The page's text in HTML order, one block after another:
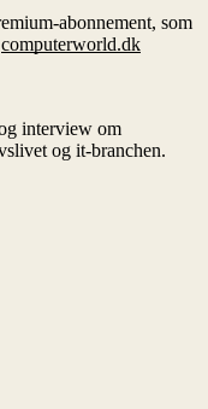
computerworld.dk